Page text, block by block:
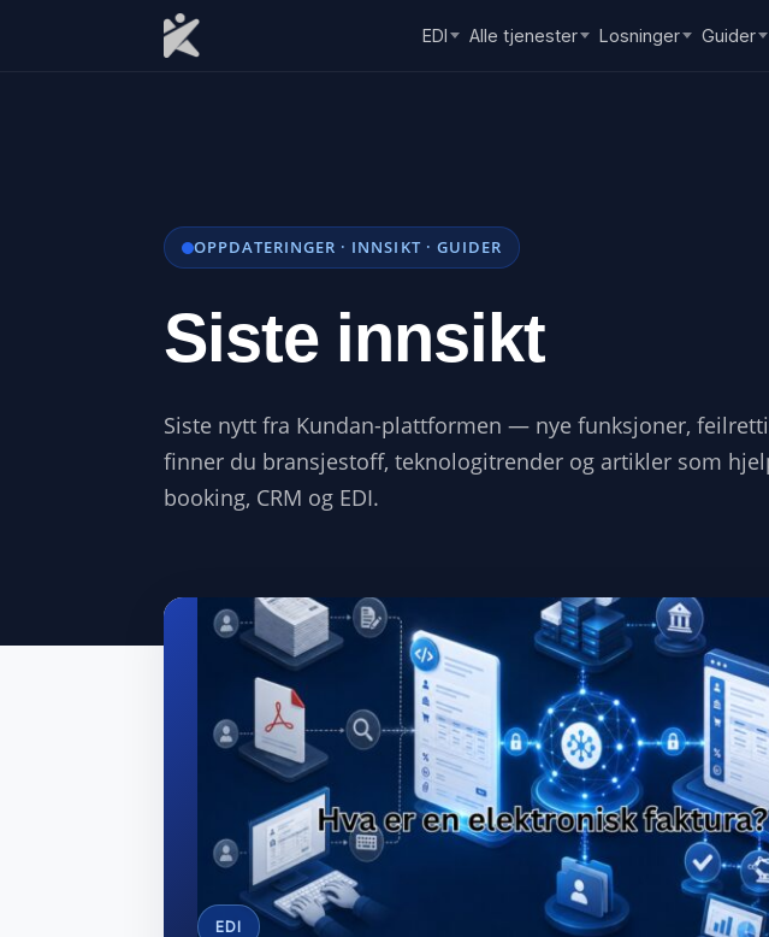
EDI Alle tjenester Losninger Guider
OPPDATERINGER · INNSIKT · GUIDER
Siste innsikt
Siste nytt fra Kundan-plattformen — nye funksjoner,
finner du bransjestoff, teknologitrender og artikler som
booking, CRM og EDI.
EDI